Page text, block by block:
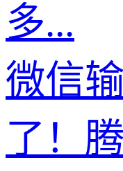
多...
微信
了！